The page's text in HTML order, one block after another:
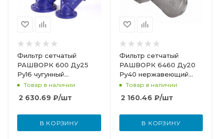
Фильтр сетчатый
РАШВОРК 600 Ду25
Ру16 чугунный
фланцевый со сливной
Товар в наличии
2 630.69 ₽/шт
В КОРЗИНУ
Фильтр сетчатый
РАШВОРК 6460 Ду20
Ру40 нержавеющий
резьбовой 6460-020-
Товар в наличии
2 160.46 ₽/шт
В КОРЗИНУ